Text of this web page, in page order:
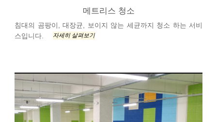
메트리스 청소
침대의 곰팡이, 대장균, 보이지 않는 세균까지 청소 하는 서비
스입니다.
자세히 살펴보기